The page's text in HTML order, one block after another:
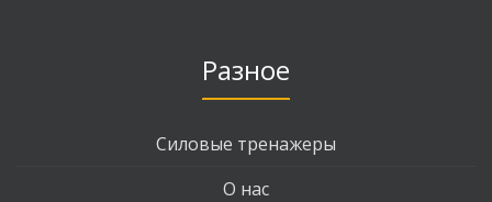
Разное
Силовые тренажеры
О нас